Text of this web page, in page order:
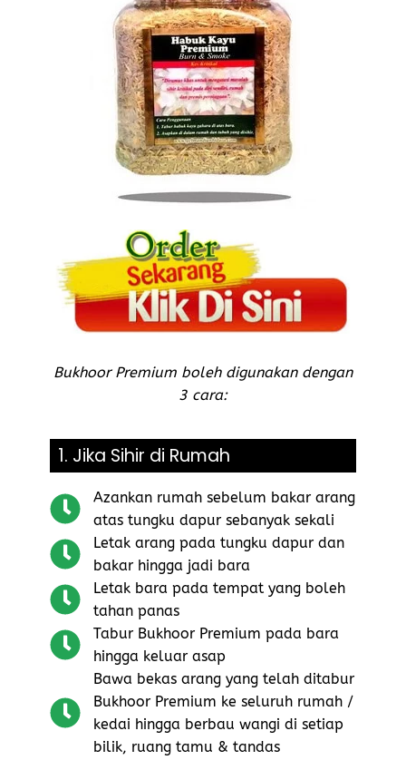
Bukhoor Premium boleh digunakan dengan
3 cara:
1. Jika Sihir di Rumah
Azankan rumah sebelum bakar arang
atas tungku dapur sebanyak sekali
Letak arang pada tungku dapur dan
bakar hingga jadi bara
Letak bara pada tempat yang boleh
tahan panas
Tabur Bukhoor Premium pada bara
hingga keluar asap
Bawa bekas arang yang telah ditabur
Bukhoor Premium ke seluruh rumah /
kedai hingga berbau wangi di setiap
bilik, ruang tamu & tandas